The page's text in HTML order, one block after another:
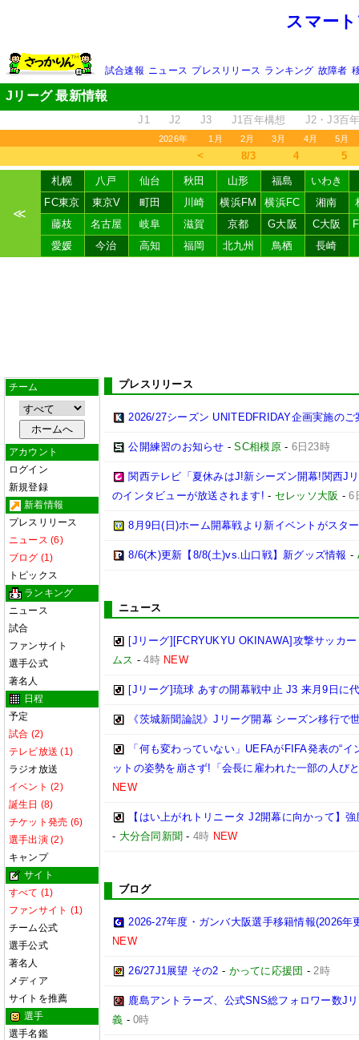
スマー
試合速報 ニュース プレスリリース ランキング 故障者
Jリーグ 最新情報
J1 J2 J3 J1百年構想 J2・J3百
2026年 1月 2月 3月 4月 5月
＜ 8/3 4 5
≪
札幌 八戸 仙台 秋田 山形 福島
いわき
FC東京
東京V 町田 川崎 横浜FM 横浜FC 湘南
藤枝
名古屋 岐阜 滋賀 京都 G大阪 C大阪
愛媛
今治 高知 福岡 北九州 鳥栖 長崎
チーム
アカウント
ログイン
新規登録
新着情報
プレスリリース
ニュース (6)
ブログ (1)
トピックス
ランキング
ニュース
試合
ファンサイト
選手公式
著名人
日程
予定
試合 (2)
テレビ放送 (1)
ラジオ放送
イベント (2)
誕生日 (8)
チケット発売 (6)
選手出演 (2)
キャンプ
サイト
すべて (1)
ファンサイト (1)
チーム公式
選手公式
著名人
メディア
サイトを推薦
選手
選手名鑑
プレスリリース
2026/27シーズン UNITEDFRIDAY企画実施のご
公開練習のお知らせ -SC相模原- 6日23時
関西テレビ「夏休みはJ!新シーズン開幕!関西J
のインタビューが放送されます! - セレッソ大阪 -6
8月9日(日)ホーム開幕戦より新イベントがスタ
8/6(木)更新【8/8(土)vs.山口戦】新グッズ情報 -
ニュース
[Jリーグ][FCRYUKYU OKINAWA]攻撃サッカ
ムス -4時 NEW
[Jリーグ]琉球 あすの開幕戦中止 J3 来月9日に
《茨城新聞論説》Jリーグ開幕 シーズン移行で
「何も変わっていない」UEFAがFIFA発表の“
ットの姿勢を崩さず!「会長に雇われた一部の人び
NEW
【はい上がれトリニータ J2開幕に向かって】
- 大分合同新聞 - 4時 NEW
ブログ
2026-27年度・ガンバ大阪選手移籍情報(2026年
NEW
26/27J1展望 その2 - かってに応援団 -2時
鹿島アントラーズ、公式SNS総フォロワー数J
義 -0時